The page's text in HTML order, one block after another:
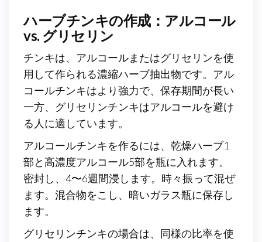
ハーブチンキの作成：アルコール
vs. グリセリン
チンキは、アルコールまたはグリセリンを使
用して作られる濃縮ハーブ抽出物です。アル
コールチンキはより強力で、保存期間が長い
一方、グリセリンチンキはアルコールを避け
る人に適しています。
アルコールチンキを作るには、乾燥ハーブ1
部と高濃度アルコール5部を瓶に入れます。
密封し、4〜6週間浸します。時々振って混ぜ
ます。混合物をこし、暗いガラス瓶に保存し
ます。
グリセリンチンキの場合は、同様の比率を使